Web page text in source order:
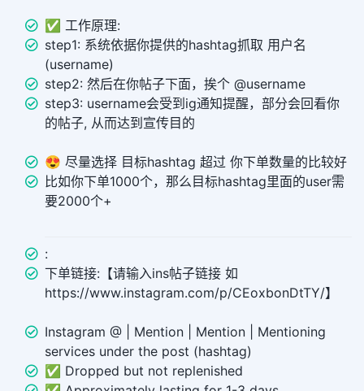
✅ 工作原理:
step1: 系统依据你提供的hashtag抓取 用户名
(username)
step2: 然后在你帖子下面，挨个 @username
step3: username会受到ig通知提醒，部分会回看你
的帖子, 从而达到宣传目的
😍 尽量选择 目标hashtag 超过 你下单数量的比较好
比如你下单1000个，那么目标hashtag里面的user需
要2000个+
:
下单链接:【请输入ins帖子链接 如
https://www.instagram.com/p/CEoxbonDtTY/】
Instagram @ | Mention | Mention | Mentioning
services under the post (hashtag)
✅ Dropped but not replenished